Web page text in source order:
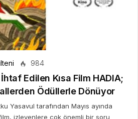
984
Edilen Kısa Film HADIA;
Ödüllerle Dönüyor
Yasavul tarafından Mayıs ayında
izleyenlere çok önemli bir soru